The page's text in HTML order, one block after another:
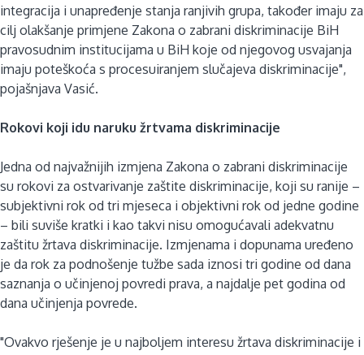
integracija i unapređenje stanja ranjivih grupa, također imaju za
cilj olakšanje primjene Zakona o zabrani diskriminacije BiH
pravosudnim institucijama u BiH koje od njegovog usvajanja
imaju poteškoća s procesuiranjem slučajeva diskriminacije",
pojašnjava Vasić.
Rokovi koji idu naruku žrtvama diskriminacije
Jedna od najvažnijih izmjena Zakona o zabrani diskriminacije
su rokovi za ostvarivanje zaštite diskriminacije, koji su ranije –
subjektivni rok od tri mjeseca i objektivni rok od jedne godine
– bili suviše kratki i kao takvi nisu omogućavali adekvatnu
zaštitu žrtava diskriminacije. Izmjenama i dopunama uređeno
je da rok za podnošenje tužbe sada iznosi tri godine od dana
saznanja o učinjenoj povredi prava, a najdalje pet godina od
dana učinjenja povrede.
"Ovakvo rješenje je u najboljem interesu žrtava diskriminacije i